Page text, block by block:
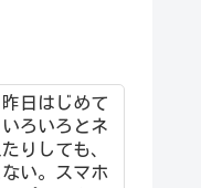
日はじめて
ろいろとネ
りしても、
い。スマホ